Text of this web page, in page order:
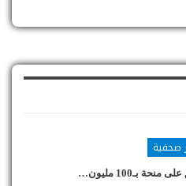
صحفية
بـ100 مليون…